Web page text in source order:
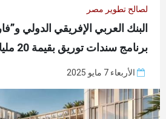
لصالح تطوير مصر
البنك العربي الإفريقي الدولي
برنامج سندات توريق بقيمة 20 مليار جنيه
الأربعاء 7 مايو 2025